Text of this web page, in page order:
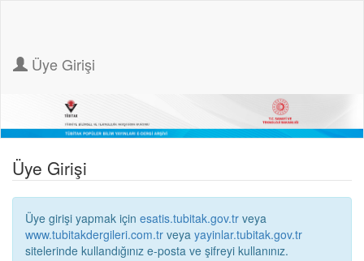
Üye Girişi
Üye Girişi
Üye girişi yapmak için esatis.tubitak.gov.tr veya
www.tubitakdergileri.com.tr veya yayinlar.tubitak.gov.tr
sitelerinde kullandığınız e-posta ve şifreyi kullanınız.